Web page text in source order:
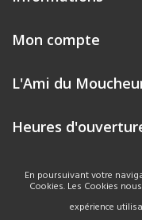
Mon compte
L'Ami du
Heures
En poursuivant votre
Cookies. Les Cookies
expérience